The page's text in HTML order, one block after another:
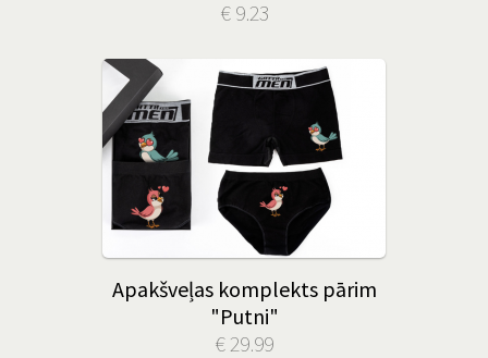
€ 9.23
Apakšveļas komplekts pārim
"Putni"
€ 29.99